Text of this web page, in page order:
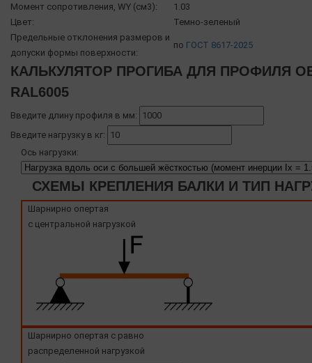
Момент сопротивления, WY (см3):
1.03
Цвет:
Темно-зеленый
Предельные отклонения размеров и
допуски формы поверхности:
по ГОСТ 8617-2025
КАЛЬКУЛЯТОР ПРОГИБА ДЛЯ ПРОФИЛЯ
RAL6005
Введите длину профиля в мм:
Введите нагрузку в кг:
Ось нагрузки:
СХЕМЫ КРЕПЛЕНИЯ БАЛКИ И ТИП
Шарнирно опертая
с центральной нагрузкой
Шарнирно опертая с равно
распределенной нагрузкой